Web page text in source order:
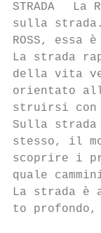
STRADA
sulla
ROSS, essa
La strada
della vita
orientato
struirsi con
Sulla strada
stesso, il
scoprire i
quale
La strada è
to